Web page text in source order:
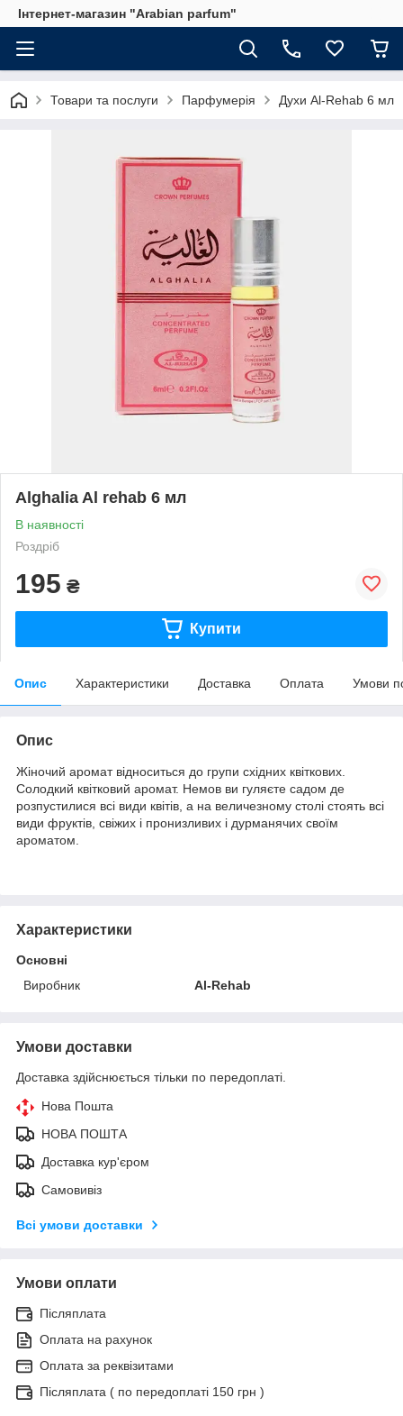
Інтернет-магазин "Arabian parfum"
Товари та послуги Парфумерія Духи Al-Rehab 6 мл
Alghalia Al rehab 6 мл
В наявності
Роздріб
195 ₴
Купити
Опис Характеристики Доставка Оплата Умови
Опис
Жіночий аромат відноситься до групи східних квіткових.
Солодкий квітковий аромат. Немов ви гуляєте садом де
розпустилися всі види квітів, а на величезному столі стоять всі
види фруктів, свіжих і пронизливих і дурманячих своїм
ароматом.
Характеристики
Основні
Виробник
Al-Rehab
Умови доставки
Доставка здійснюється тільки по передоплаті.
Нова Пошта
НОВА ПОШТА
Доставка кур'єром
Самовивіз
Всі умови доставки
Умови оплати
Післяплата
Оплата на рахунок
Оплата за реквізитами
Післяплата ( по передоплаті 150 грн )